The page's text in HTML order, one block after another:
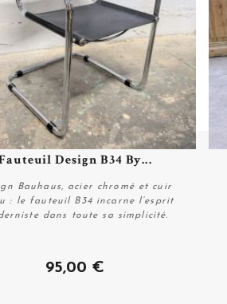
Personnaliser
Plus de détails
Design B34 By...
Bauhaus, acier chromé et cuir
: le fauteuil B34 incarne l’esprit
dans toute sa simplicité.
95,00 €